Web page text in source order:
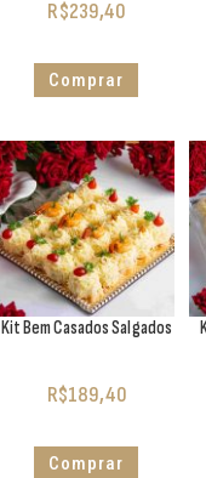
R$239,40
Comprar
Kit Bem Casados Salgados
R$189,40
Comprar